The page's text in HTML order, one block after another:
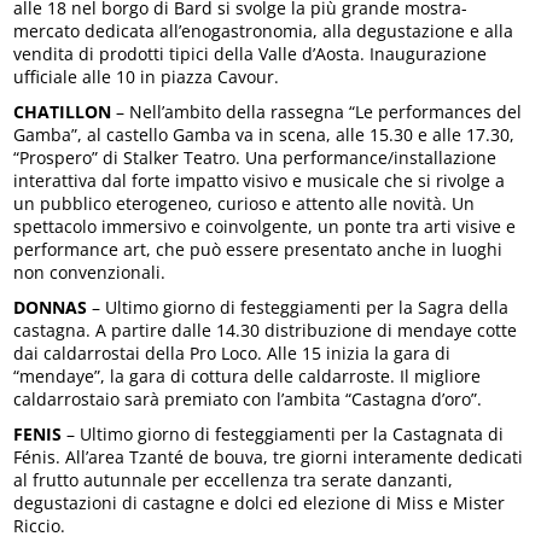
alle 18 nel borgo di Bard si svolge la più grande mostra-
mercato dedicata all’enogastronomia, alla degustazione e alla
vendita di prodotti tipici della Valle d’Aosta. Inaugurazione
ufficiale alle 10 in piazza Cavour.
CHATILLON – Nell’ambito della rassegna “Le performances del
Gamba”, al castello Gamba va in scena, alle 15.30 e alle 17.30,
“Prospero” di Stalker Teatro. Una performance/installazione
interattiva dal forte impatto visivo e musicale che si rivolge a
un pubblico eterogeneo, curioso e attento alle novità. Un
spettacolo immersivo e coinvolgente, un ponte tra arti visive e
performance art, che può essere presentato anche in luoghi
non convenzionali.
DONNAS – Ultimo giorno di festeggiamenti per la Sagra della
castagna. A partire dalle 14.30 distribuzione di mendaye cotte
dai caldarrostai della Pro Loco. Alle 15 inizia la gara di
“mendaye”, la gara di cottura delle caldarroste. Il migliore
caldarrostaio sarà premiato con l’ambita “Castagna d’oro”.
FENIS – Ultimo giorno di festeggiamenti per la Castagnata di
Fénis. All’area Tzanté de bouva, tre giorni interamente dedicati
al frutto autunnale per eccellenza tra serate danzanti,
degustazioni di castagne e dolci ed elezione di Miss e Mister
Riccio.